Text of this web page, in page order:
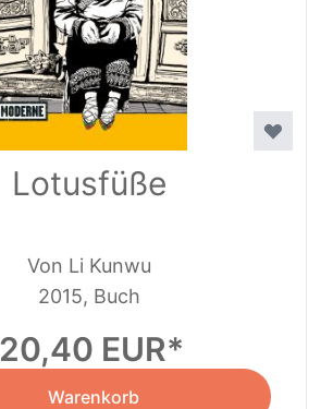
Lotusfüße
Von Li Kunwu
2015, Buch
20,40 EUR
Warenkorb